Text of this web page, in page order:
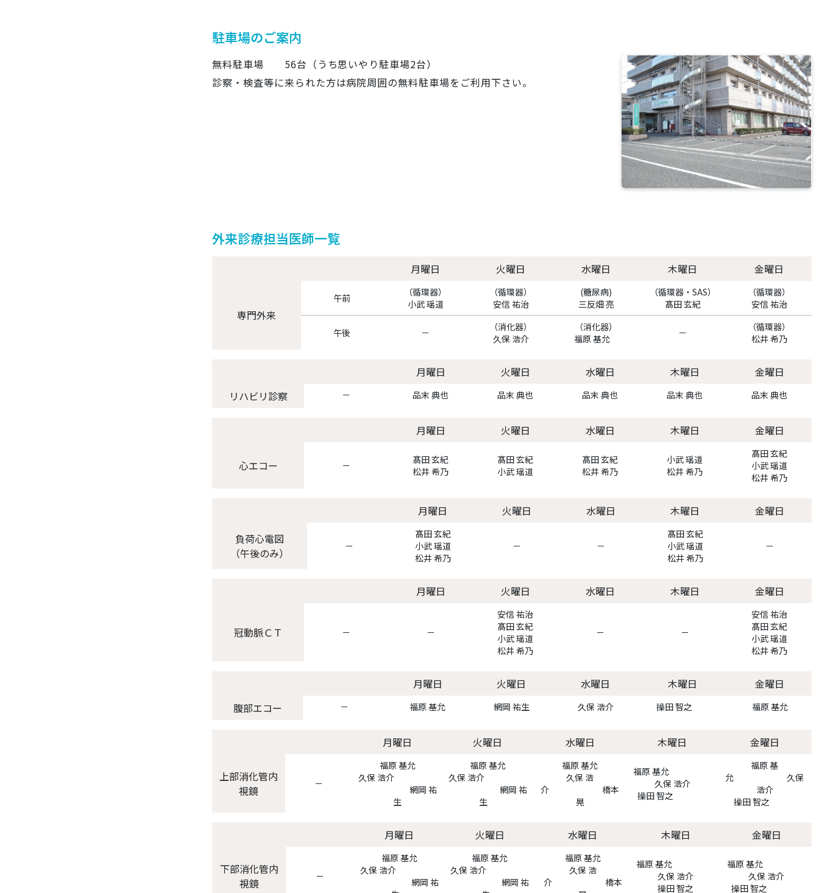
駐車場のご案内
無料駐車場 56台（うち思いやり駐車場2台）
診察・検査等に来られた方は病院周囲の無料駐車場をご利用下さい。
外来診療担当医師一覧
月曜日 火曜日 水曜日 木曜日 金曜日
専門外来
午前
（循環器）
小武 瑶道
（循環器）
安信 祐治
(糖尿病)
三反畑 亮
（循環器・SAS）
髙田 玄紀
（循環器）
安信 祐治
午後 －
（消化器）
久保 浩介
（消化器）
福原 基允
－
（循環器）
松井 希乃
月曜日 火曜日 水曜日 木曜日
金曜日
リハビリ診察
－ 品末 典也 品末 典也 品末 典也 品末 典也 品末 典也
月曜日 火曜日 水曜日 木曜日 金曜日
心エコー －
髙田 玄紀
松井 希乃
髙田 玄紀
小武 瑶道
髙田 玄紀
松井 希乃
小武 瑶道
松井 希乃
髙田 玄紀
小武 瑶道
松井 希乃
月曜日 火曜日 水曜日 木曜日
金曜日
負荷心電図
（午後のみ）
－
髙田 玄紀
小武 瑶道
松井 希乃
－ －
髙田 玄紀
小武 瑶道
松井 希乃
－
月曜日 火曜日 水曜日 木曜日 金曜日
冠動脈ＣＴ － －
安信 祐治
髙田 玄紀
小武 瑶道
松井 希乃
－ －
安信 祐治
髙田 玄紀
小武 瑶道
松井 希乃
月曜日 火曜日 水曜日 木曜日
金曜日
腹部エコー
－ 福原 基允 網岡 祐生 久保 浩介 操田 智之 福原 基允
月曜日 火曜日 水曜日 木曜日 金曜日
上部消化管内
視鏡
－
福原 基允
久保 浩介
網岡 祐
生
福原 基允
久保 浩介
網岡 祐
生
福原 基允
久保 浩
介 橋本
晃
福原 基允
久保 浩介
操田 智之
福原 基
允 久保
浩介
操田 智之
月曜日 火曜日 水曜日 木曜日 金曜日
下部消化管内
視鏡
－
福原 基允
久保 浩介
網岡 祐
福原 基允
久保 浩介
網岡 祐
福原 基允
久保 浩
介 橋本
福原 基允
久保 浩介
操田 智之
福原 基允
久保 浩介
操田 智之